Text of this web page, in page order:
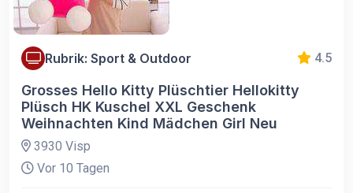
Rubrik: Sport & Outdoor 4.5
Grosses Hello Kitty Plüschtier Hellokitty
Plüsch HK Kuschel XXL Geschenk
Weihnachten Kind Mädchen Girl Neu
3930 Visp
Vor 10 Tagen